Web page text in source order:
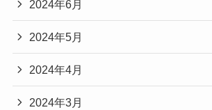
2024年6月
2024年5月
2024年4月
2024年3月